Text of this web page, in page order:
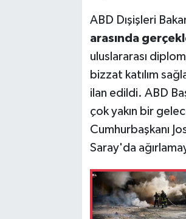
ABD Dışişleri
arasında
uluslararası
bizzat katılım
ilan edildi. ABD
çok yakın bir
Cumhurbaşkanı
Saray'da